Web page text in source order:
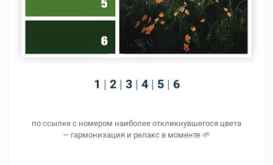
1 | 2 | 3 | 4 | 5 | 6
по ссылке с номером наиболее откликнувшегося цвета
— гармонизация и релакс в моменте 🌱